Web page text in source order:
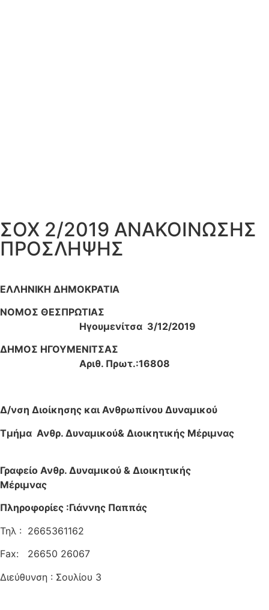
ΣΟΧ 2/2019 ΑΝΑΚΟΙΝΩΣΗΣ
ΠΡΟΣΛΗΨΗΣ
ΕΛΛΗΝΙΚΗ ΔΗΜΟΚΡΑΤΙΑ
ΝΟΜΟΣ ΘΕΣΠΡΩΤΙΑΣ
Ηγουμενίτσα 3/12/2019
ΔΗΜΟΣ ΗΓΟΥΜΕΝΙΤΣΑΣ
Αριθ. Πρωτ.:16808
Δ/νση Διοίκησης και Ανθρωπίνου Δυναμικού
Τμήμα Ανθρ. Δυναμικού& Διοικητικής Μέριμνας
Γραφείο Ανθρ. Δυναμικού & Διοικητικής
Μέριμνας
Πληροφορίες :Γιάννης Παππάς
Τηλ : 2665361162
Fax: 26650 26067
Διεύθυνση : Σουλίου 3